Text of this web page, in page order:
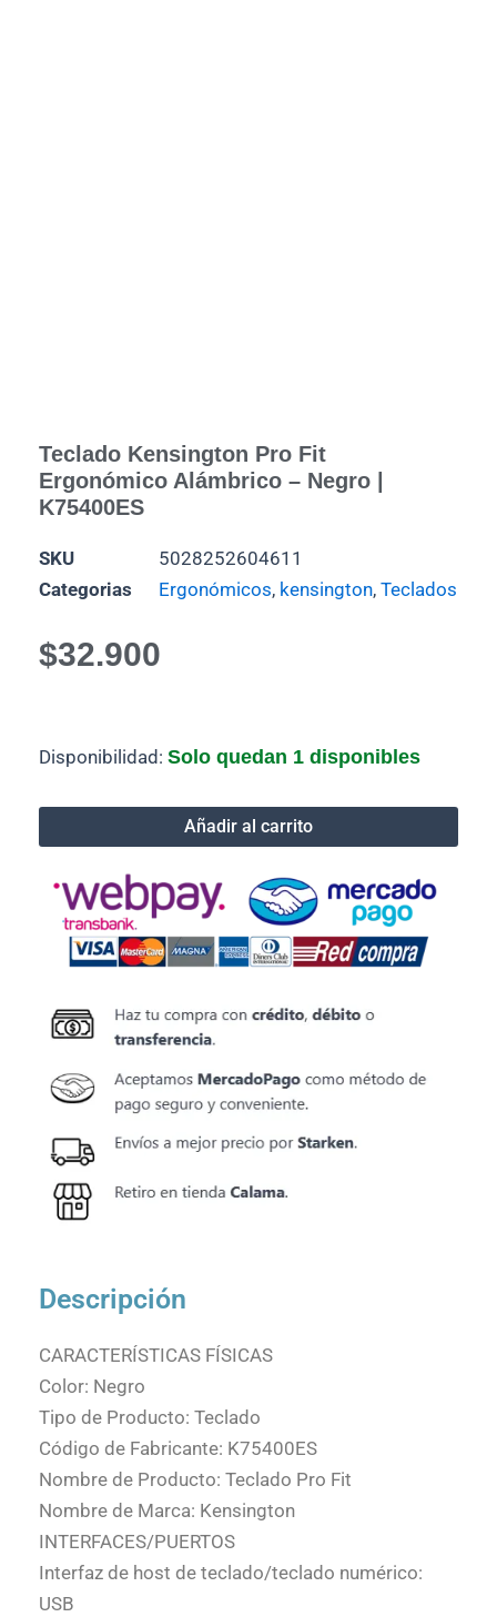
Teclado Kensington Pro Fit
Ergonómico Alámbrico – Negro |
K75400ES
SKU
5028252604611
Categorias
Ergonómicos, kensington, Teclados
$32.900
Disponibilidad: Solo quedan 1 disponibles
Teclado
Kensington
Negro
K75400ES
cantidad
Añadir al carrito
Descripción
CARACTERÍSTICAS FÍSICAS
Color: Negro
Tipo de Producto: Teclado
Código de Fabricante: K75400ES
Nombre de Producto: Teclado Pro Fit
Nombre de Marca: Kensington
INTERFACES/PUERTOS
Interfaz de host de teclado/teclado numérico:
USB